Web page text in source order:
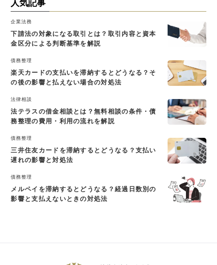
人気記事
企業法務
下請法の対象になる取引とは？取引内容と資本
金区分による判断基準を解説
債務整理
楽天カードの支払いを滞納するとどうなる？そ
の後の影響と払えない場合の対処法
法律相談
法テラスの借金相談とは？無料相談の条件・債
務整理の費用・利用の流れを解説
債務整理
三井住友カードを滞納するとどうなる？支払い
遅れの影響と対処法
債務整理
メルペイを滞納するとどうなる？経過日数別の
影響と支払えないときの対処法